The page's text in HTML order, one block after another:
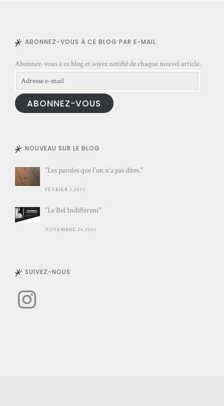
i
ABONNEZ-VOUS À CE BLOG PAR E-MAIL.
Abonnez-vous à ce blog et soyez notifié de chaque nouvel article.
Adresse
e-
mail ABONNEZ-VOUS
NOUVEAU SUR LE BLOG
"Les paroles que l'on n'a pas dites."
FÉVRIER 3,2022
"Le Bel Indifférent"
NOVEMBRE 26,2021
SUIVEZ-NOUS
Instagram